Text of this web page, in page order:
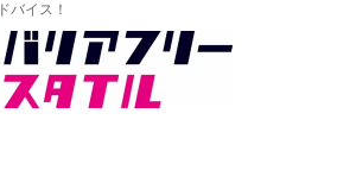
バイス！